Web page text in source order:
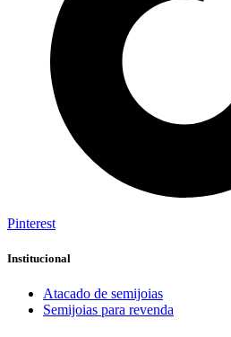
Pinterest
Institucional
Atacado de semijoias
Semijoias para revenda